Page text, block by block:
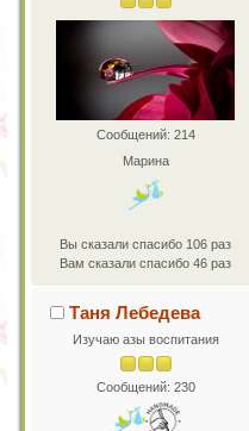
Сообщений: 214
Марина
Вы сказали спасибо 106 раз
Вам сказали спасибо 46 раз
Таня Лебедева
Изучаю азы воспитания
Сообщений: 230